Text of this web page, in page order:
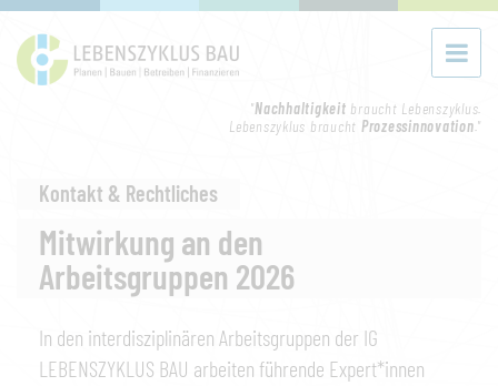
"Nachhaltigkeit braucht Lebenszyklus.
Lebenszyklus braucht Prozessinnovation."
Kontakt & Rechtliches
Mitwirkung an den
Arbeitsgruppen 2026
In den interdisziplinären Arbeitsgruppen der IG
LEBENSZYKLUS BAU arbeiten führende Expert*innen